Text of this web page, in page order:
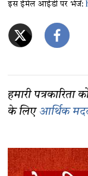
इस ईमेल आईडी पर भेजें:
हमारी
के लिए आर्थिक